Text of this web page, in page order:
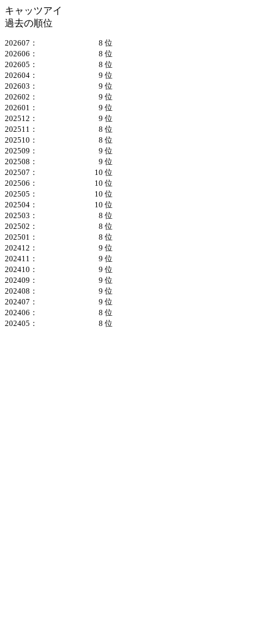
キャッツアイ
過去の順位
202607：
8 位
202606：
8 位
202605：
8 位
202604：
9 位
202603：
9 位
202602：
9 位
202601：
9 位
202512：
9 位
202511：
8 位
202510：
8 位
202509：
9 位
202508：
9 位
202507：
10 位
202506：
10 位
202505：
10 位
202504：
10 位
202503：
8 位
202502：
8 位
202501：
8 位
202412：
9 位
202411：
9 位
202410：
9 位
202409：
9 位
202408：
9 位
202407：
9 位
202406：
8 位
202405：
8 位